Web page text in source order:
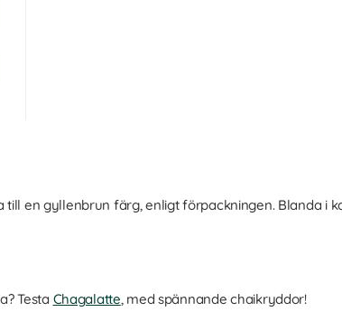
en gyllenbrun färg, enligt förpackningen. Blanda i
Testa Chagalatte, med spännande chaikryddor!